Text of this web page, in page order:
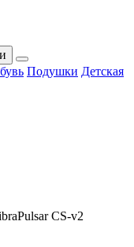
Подушки Детская
CS-v2